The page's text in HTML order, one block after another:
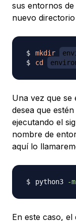
sus entornos
nuevo
mkdir
cd
Una vez que se
desea que
ejecutando el
nombre de
aquí lo
python3 -m
En este caso,